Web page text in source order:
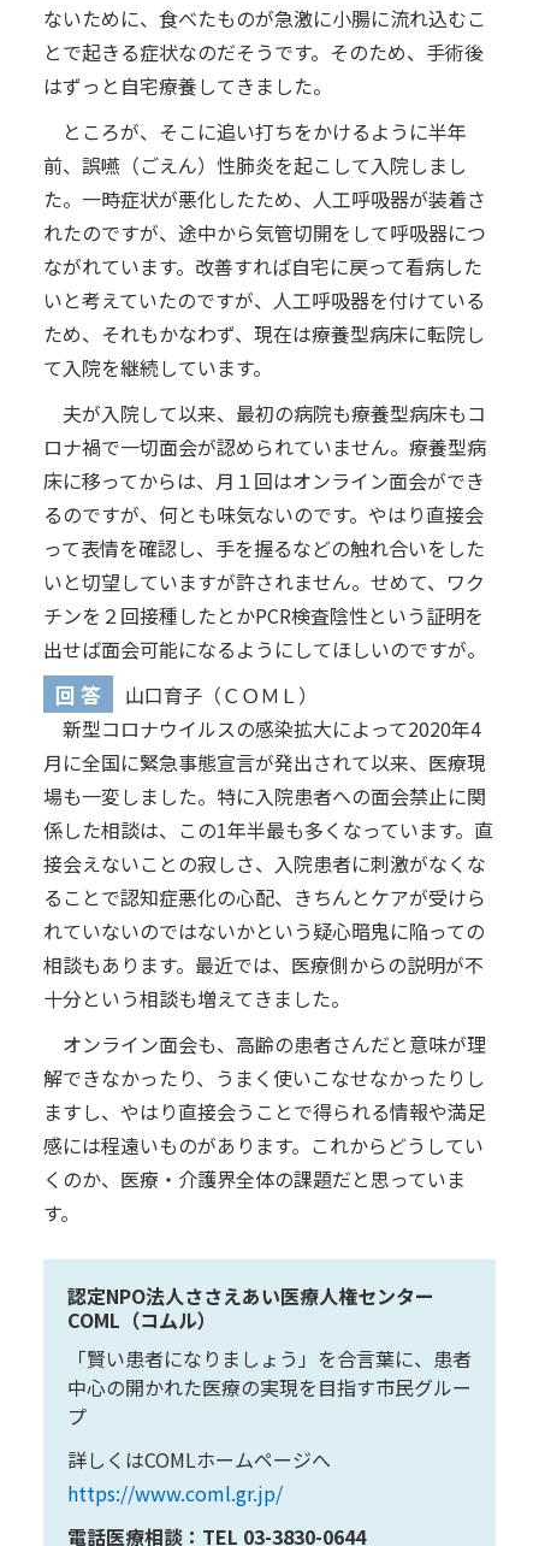
ないために、食べたものが急激に小腸に流れ込むこ
とで起きる症状なのだそうです。そのため、手術後
はずっと自宅療養してきました。
ところが、そこに追い打ちをかけるように半年
前、誤嚥（ごえん）性肺炎を起こして入院しまし
た。一時症状が悪化したため、人工呼吸器が装着さ
れたのですが、途中から気管切開をして呼吸器につ
ながれています。改善すれば自宅に戻って看病した
いと考えていたのですが、人工呼吸器を付けている
ため、それもかなわず、現在は療養型病床に転院し
て入院を継続しています。
夫が入院して以来、最初の病院も療養型病床もコ
ロナ禍で一切面会が認められていません。療養型病
床に移ってからは、月１回はオンライン面会ができ
るのですが、何とも味気ないのです。やはり直接会
って表情を確認し、手を握るなどの触れ合いをした
いと切望していますが許されません。せめて、ワク
チンを２回接種したとかPCR検査陰性という証明を
出せば面会可能になるようにしてほしいのですが。
回 答
山口育子（ＣＯＭＬ）
新型コロナウイルスの感染拡大によって2020年4
月に全国に緊急事態宣言が発出されて以来、医療現
場も一変しました。特に入院患者への面会禁止に関
係した相談は、この1年半最も多くなっています。直
接会えないことの寂しさ、入院患者に刺激がなくな
ることで認知症悪化の心配、きちんとケアが受けら
れていないのではないかという疑心暗鬼に陥っての
相談もあります。最近では、医療側からの説明が不
十分という相談も増えてきました。
オンライン面会も、高齢の患者さんだと意味が理
解できなかったり、うまく使いこなせなかったりし
ますし、やはり直接会うことで得られる情報や満足
感には程遠いものがあります。これからどうしてい
くのか、医療・介護界全体の課題だと思っていま
す。
認定NPO法人ささえあい医療人権センター
COML（コムル）
「賢い患者になりましょう」を合言葉に、患者
中心の開かれた医療の実現を目指す市民グルー
プ
詳しくはCOMLホームページへ
https://www.coml.gr.jp/
電話医療相談：TEL 03-3830-0644